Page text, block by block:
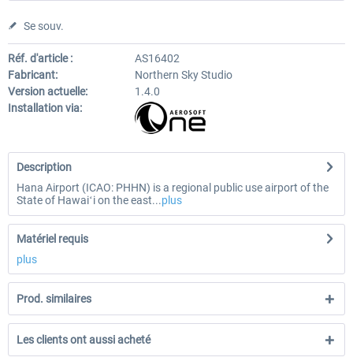
Se souv.
Réf. d'article :
AS16402
Fabricant:
Northern Sky Studio
Version actuelle:
1.4.0
Installation via:
Description
Hana Airport (ICAO: PHHN) is a regional public use airport of the
State of Hawaiʻi on the east...plus
Matériel requis
plus
Prod. similaires
Les clients ont aussi acheté